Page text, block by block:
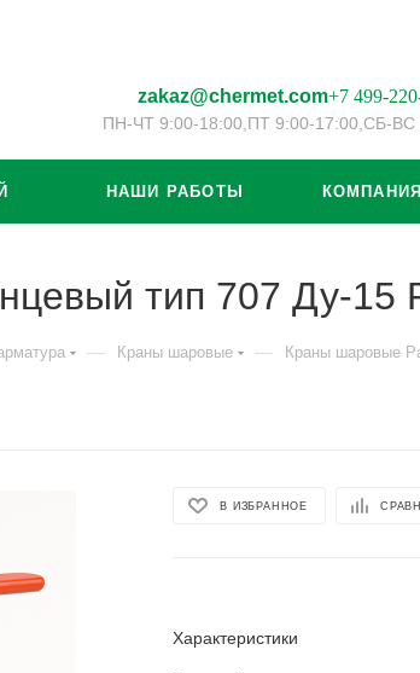
zakaz@chermet.com+7 499-
ПН-ЧТ 9:00-18:00, ПТ 9:00-17:00, СБ-ВС
НАШИ РАБОТЫ КОМПАНИЯ
тип 707 Ду-15
— Краны шаровые — Краны шаровые
В ИЗБРАННОЕ
Характеристики